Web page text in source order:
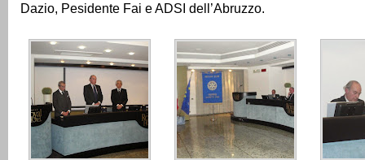
Dazio, Pesidente Fai e ADSI dell’Abruzzo.